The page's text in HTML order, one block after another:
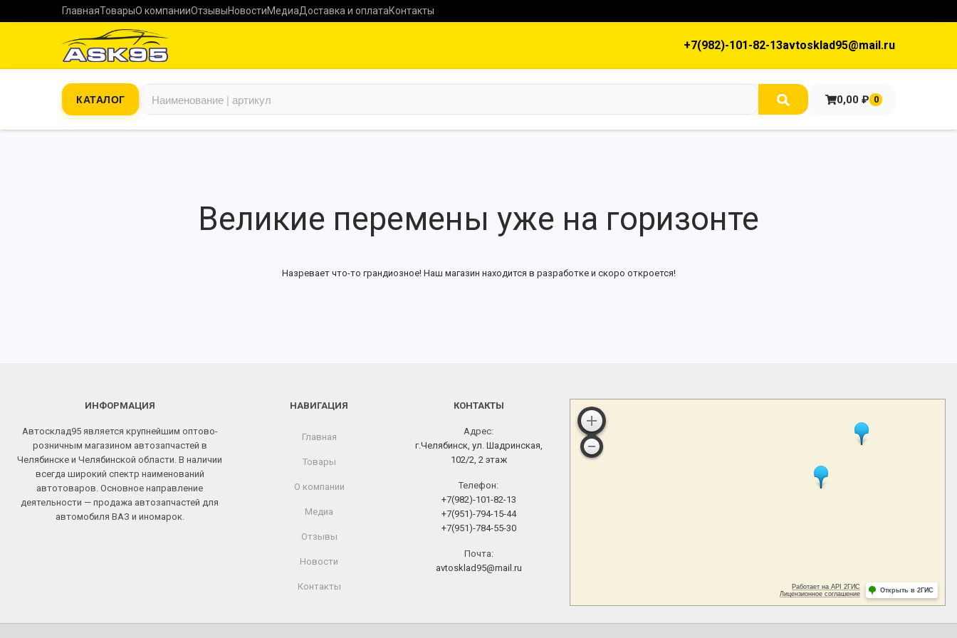
ГлавнаяТоварыО компанииОтзывыНовостиМедиаДоставка и оплатаКонтакты
+7(982)-101-82-13avtosklad95@mail.ru
КАТАЛОГ 0,00 ₽ 0
Великие перемены уже на горизонте
Назревает что-то грандиозное! Наш магазин находится в разработке и скоро откроется!
ИНФОРМАЦИЯ
Автосклад95 является крупнейшим оптово-
розничным магазином автозапчастей в
Челябинске и Челябинской области. В наличии
всегда широкий спектр наименований
автотоваров. Основное направление
деятельности — продажа автозапчастей для
автомобиля ВАЗ и иномарок.
НАВИГАЦИЯ
Главная
Товары
О компании
Медиа
Отзывы
Новости
Контакты
КОНТАКТЫ
Адрес:
г.Челябинск, ул. Шадринская,
102/2, 2 этаж
Телефон:
+7(982)-101-82-13
+7(951)-794-15-44
+7(951)-784-55-30
Почта:
avtosklad95@mail.ru